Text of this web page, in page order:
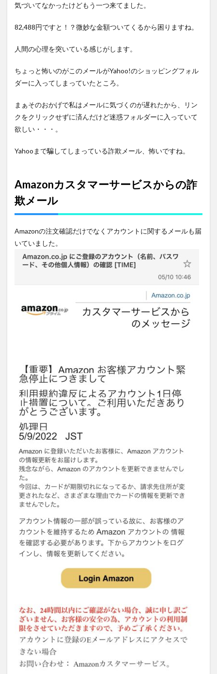
気づいてなかったけどもう一つ来てました。
82,488円ですと！？微妙な金額ついてくるから困りますね。
人間の心理を突いている感じがします。
ちょっと怖いのがこのメールがYahoo!のショッピングフォル
ダーに入ってしまっていたところ。
まぁそのおかげで私はメールに気づくのが遅れたから、リン
クをクリックせずに済んだけど迷惑フォルダーに入っていて
欲しい・・・。
Yahooまで騙してしまっている詐欺メール、怖いですね。
Amazonカスタマーサービスからの詐
欺メール
Amazonの注文確認だけでなくアカウントに関するメールも届
いていました。